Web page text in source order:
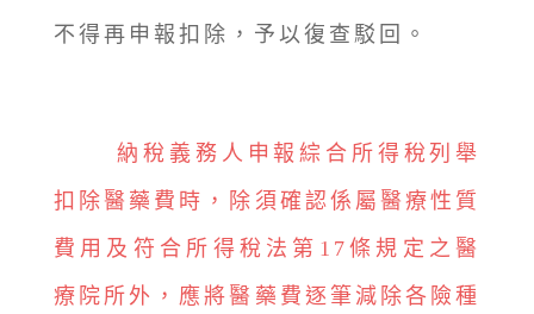
不得再申報扣除，予以復查駁回。
納稅義務人申報綜合所得稅列舉
扣除醫藥費時，除須確認係屬醫療性質
費用及符合所得稅法第17條規定之醫
療院所外，應將醫藥費逐筆減除各險種